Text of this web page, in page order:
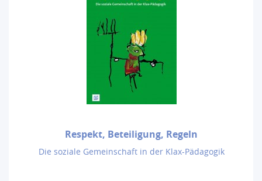
Respekt, Beteiligung, Regeln
Die soziale Gemeinschaft in der Klax-Pädagogik